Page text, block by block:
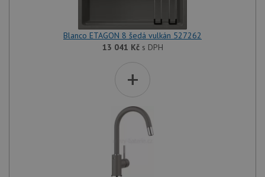
Blanco ETAGON 8 šedá vulkán 527262
13 041 Kčs DPH
+